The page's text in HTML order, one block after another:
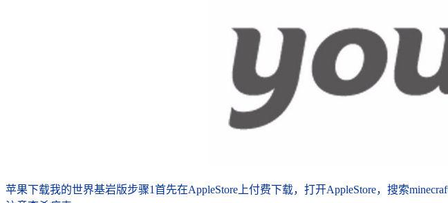
苹果下载我的世界基岩版步骤1首先在AppleStore上付费下载，打开AppleStore，搜索